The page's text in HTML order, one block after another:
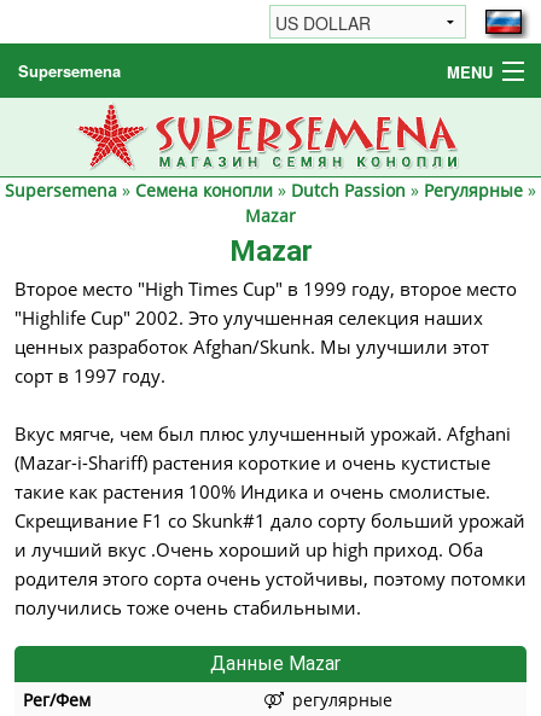
Supersemena MENU
Семена конопли
Другие товары
Supersemena » Семена конопли » Dutch Passion » Регулярные »
Mazar
Mazar
Второе место "High Times Cup" в 1999 году, второе место
"Highlife Cup" 2002. Это улучшенная селекция наших
ценных разработок Afghan/Skunk. Мы улучшили этот
сорт в 1997 году.
Вкус мягче, чем был плюс улучшенный урожай. Afghani
(Mazar-i-Shariff) растения короткие и очень кустистые
такие как растения 100% Индика и очень смолистые.
Скрещивание F1 со Skunk#1 дало сорту больший урожай
и лучший вкус .Очень хороший up high приход. Оба
родителя этого сорта очень устойчивы, поэтому потомки
получились тоже очень стабильными.
Данные Mazar
Рег/Фем
регулярные